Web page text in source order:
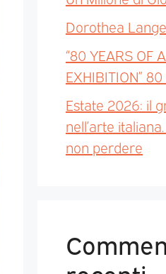
Dorothea Lange
“80 YEARS OF
EXHIBITION”
Estate 2026: il
nell’arte
non perdere